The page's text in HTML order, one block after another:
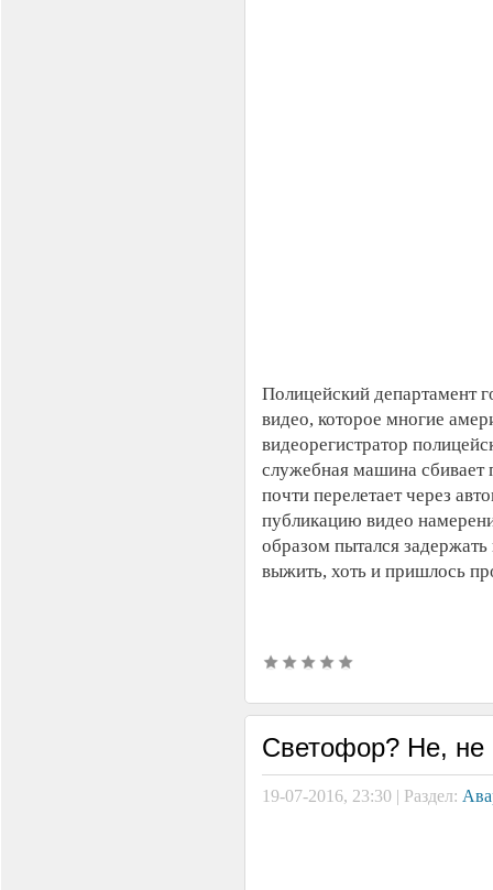
Полицейский департамент
видео, которое многие
видеорегистратор
служебная машина сбивает
почти перелетает через
публикацию видео
образом пытался
выжить, хоть и пришлось
Светофор? Не,
19-07-2016, 23:30 | Раздел: